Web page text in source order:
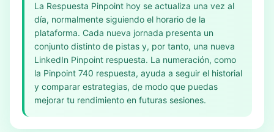
La Respuesta Pinpoint hoy se actualiza una vez al
día, normalmente siguiendo el horario de la
plataforma. Cada nueva jornada presenta un
conjunto distinto de pistas y, por tanto, una nueva
LinkedIn Pinpoint respuesta. La numeración, como
la Pinpoint 740 respuesta, ayuda a seguir el historial
y comparar estrategias, de modo que puedas
mejorar tu rendimiento en futuras sesiones.